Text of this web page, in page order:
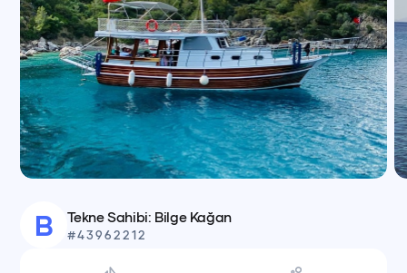
B Tekne Sahibi: Bilge Kağan
#43962212